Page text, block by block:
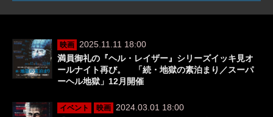
映画
2025.11.11 18:00
満員御礼の『ヘル・レイザー』シリーズイッキ見オ
ールナイト再び。 「続・地獄の素泊まり／スーパ
ーヘル地獄」12月開催
イベント 映画
2024.03.01 18:00